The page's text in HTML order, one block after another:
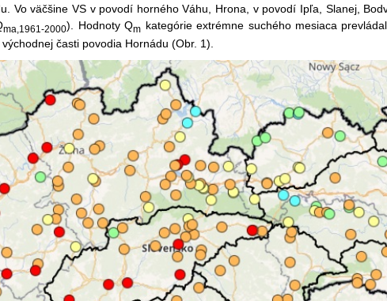
Vo väčšine VS v povodí horného Váhu, Hrona, v povodí Ipľa, Slanej,
ma,1961-2000). Hodnoty Qm kategórie extrémne suchého mesiaca
časti povodia Hornádu (Obr. 1).